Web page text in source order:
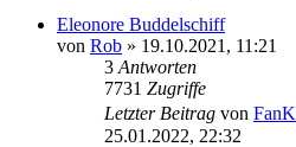
Eleonore Buddelschiff
von Rob » 19.10.2021, 11:21
3 Antworten
7731 Zugriffe
Letzter Beitrag von
25.01.2022, 22:32